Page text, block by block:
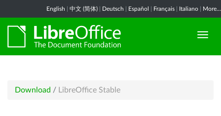
English 中文 (简体) Deutsch Español Français Italiano More...
Download / LibreOffice Stable